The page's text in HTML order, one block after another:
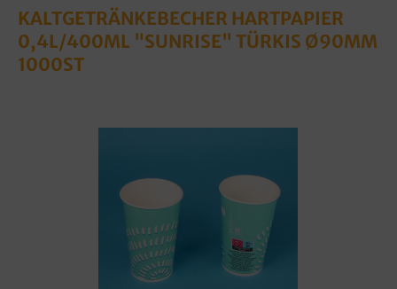
KALTGETRÄNKEBECHER HARTPAPIER
0,4L/400ML "SUNRISE" TÜRKIS Ø90MM
1000ST